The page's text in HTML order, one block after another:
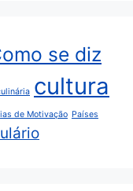
se diz
cultura
de Motivação Países